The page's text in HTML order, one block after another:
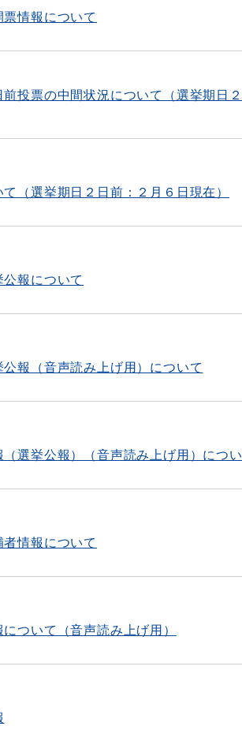
情報について
投票の中間状況について（選挙期日
（選挙期日２日前：２月６日現在）
報について
報（音声読み上げ用）について
選挙公報）（音声読み上げ用）につ
情報について
ついて（音声読み上げ用）